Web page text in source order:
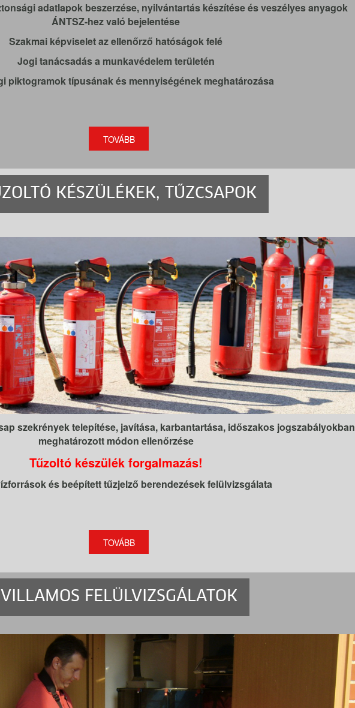
adatlapok beszerzése, nyilvántartás készítése és veszélyes anyagok
ÁNTSZ-hez való bejelentése
Szakmai képviselet az ellenőrző hatóságok felé
Jogi tanácsadás a munkavédelem területén
piktogramok típusának és mennyiségének meghatározása
TOVÁBB
KÉSZÜLÉKEK, TŰZCSAPOK
szekrények telepítése, javítása, karbantartása, időszakos jogszabályokban
meghatározott módon ellenőrzése
Tűzoltó készülék forgalmazás!
és beépített tűzjelző berendezések felülvizsgálata
TOVÁBB
VILLAMOS FELÜLVIZSGÁLATOK